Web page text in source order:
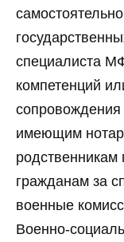
специалиста
компетенций
имеющим
гражданам за
военные
Военно-